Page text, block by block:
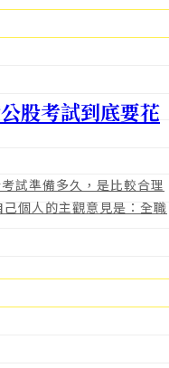
股考試到底要花
試準備多久，是比較合理
個人的主觀意見是：全職